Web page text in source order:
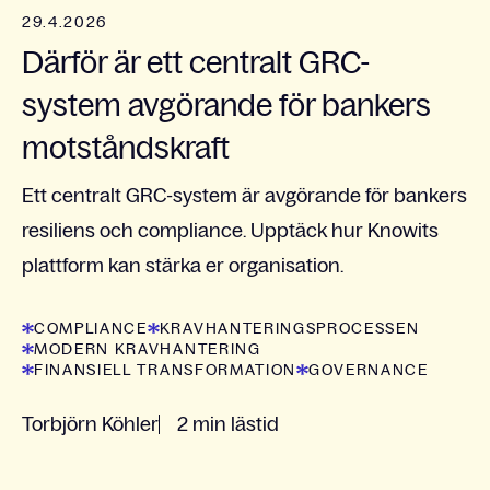
29.4.2026
Därför är ett centralt GRC-
system avgörande för bankers
motståndskraft
Ett centralt GRC-system är avgörande för bankers
resiliens och compliance. Upptäck hur Knowits
plattform kan stärka er organisation.
COMPLIANCE
KRAVHANTERINGSPROCESSEN
MODERN KRAVHANTERING
FINANSIELL TRANSFORMATION
GOVERNANCE
Torbjörn Köhler 2 min lästid